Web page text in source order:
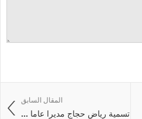
المقال السابق
تسمية رياض حجاج مديرا عاما ...